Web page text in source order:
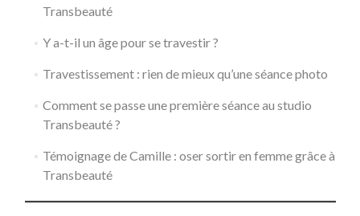
Transbeauté
Y a-t-il un âge pour se travestir ?
Travestissement : rien de mieux qu’une séance photo
Comment se passe une première séance au studio
Transbeauté ?
Témoignage de Camille : oser sortir en femme grâce à
Transbeauté